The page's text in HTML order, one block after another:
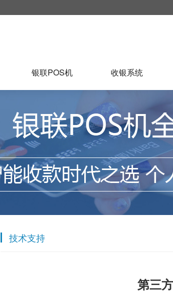
银联POS机 收银系统
技术支持
第三